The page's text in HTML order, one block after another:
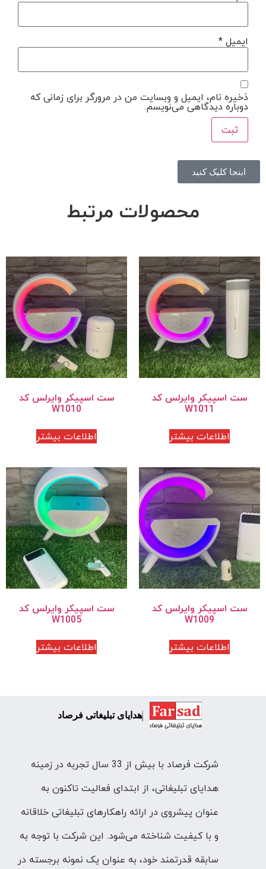
ایمیل*
ذخیره نام، ایمیل و وبسایت من در مرورگر برای زمانی که
دوباره دیدگاهی می‌نویسم.
اینجا کلیک کنید
محصولات مرتبط
ست اسپیکر وایرلس کد
W1011
اطلاعات بیشتر
ست اسپیکر وایرلس کد
W1010
اطلاعات بیشتر
ست اسپیکر وایرلس کد
W1009
اطلاعات بیشتر
ست اسپیکر وایرلس کد
W1005
اطلاعات بیشتر
هدایای تبلیغاتی فرصاد
شرکت فرصاد با بیش از 33 سال تجربه در زمینه
هدایای تبلیغاتی، از ابتدای فعالیت تاکنون به
عنوان پیشروی در ارائه راهکارهای تبلیغاتی خلاقانه
و با کیفیت شناخته می‌شود. این شرکت با توجه به
سابقه قدرتمند خود، به عنوان یک نمونه برجسته در